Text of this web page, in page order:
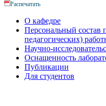
Распечатать
О кафедре
Персональный состав
педагогических)
Научно-
Оснащенность
Публикации
Для студентов